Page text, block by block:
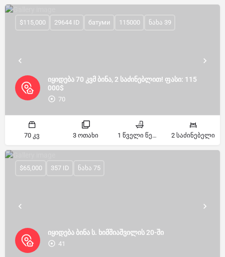
იყიდება 70 კვმ ბინა, 2 საძინებლით! ფასი: 115
000$
70
$115,000 29644 ID батуми 115000 ნახა 39
70 კვ 3 ოთახი 1 წველი წერტილი 2 საძინებელი
იყიდება ბინა ს. ხიმშიაშვილის 20-ში
41
$65,000 357 ID ნახა 75